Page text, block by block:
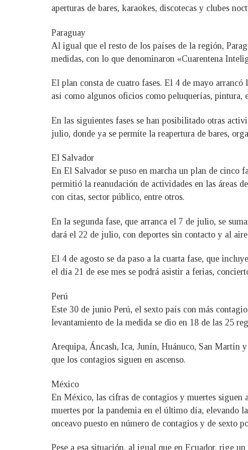
aperturas de bares, karaokes, discotecas y clubes
Paraguay
Al igual que el resto de los países de la región,
medidas, con lo que denominaron «Cuarentena
El plan consta de cuatro fases. El 4 de mayo
así como algunos oficios como peluquerías,
En las siguientes fases se han posibilitado otras
julio, donde ya se permite la reapertura de bares,
El Salvador
En El Salvador se puso en marcha un plan de cinco
permitió la reanudación de actividades en las áreas
con citas, sector público, entre otros.
En la segunda fase, que arranca el 7 de julio, se
dará el 22 de julio, con deportes sin contacto y al
El 4 de agosto se da paso a la cuarta fase, que
el día 21 de ese mes se podrá asistir a ferias,
Perú
Este 30 de junio Perú, el sexto país con más
levantamiento de la medida se dio en 18 de las 25
Arequipa, Áncash, Ica, Junín, Huánuco, San Martín
que los contagios siguen en ascenso.
México
En México, las cifras de contagios y muertes siguen
muertes por la pandemia en el último día, elevando
onceavo puesto en número de contagios y de sexto
Pese a esa situación, al igual que en Ecuador, rige